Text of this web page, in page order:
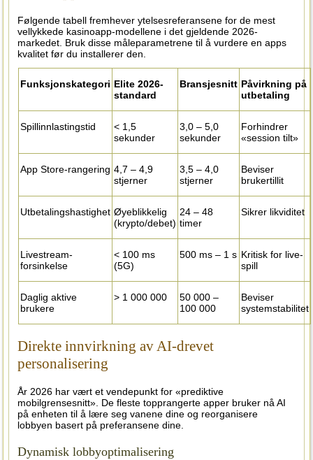
Følgende tabell fremhever ytelsesreferansene for de mest
vellykkede kasinoapp-modellene i det gjeldende 2026-
markedet. Bruk disse måleparametrene til å vurdere en apps
kvalitet før du installerer den.
Funksjonskategori Elite 2026-
standard
Bransjesnitt Påvirkning på
utbetaling
Spillinnlastingstid
< 1,5
sekunder
3,0 – 5,0
sekunder
Forhindrer
«session tilt»
App Store-rangering 4,7 – 4,9
stjerner
3,5 – 4,0
stjerner
Beviser
brukertillit
Utbetalingshastighet Øyeblikkelig
(krypto/debet)
24 – 48
timer
Sikrer likviditet
Livestream-
forsinkelse
< 100 ms
(5G)
500 ms – 1 s Kritisk for live-
spill
Daglig aktive
brukere
> 1 000 000
50 000 –
100 000
Beviser
systemstabilitet
Direkte innvirkning av AI-drevet
personalisering
År 2026 har vært et vendepunkt for «prediktive
mobilgrensesnitt». De fleste topprangerte apper bruker nå AI
på enheten til å lære seg vanene dine og reorganisere
lobbyen basert på preferansene dine.
Dynamisk lobbyoptimalisering